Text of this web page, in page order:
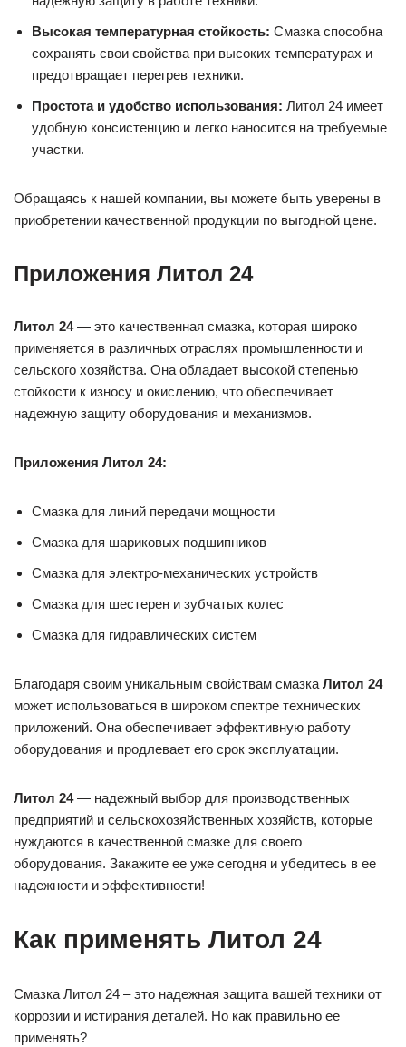
Высокая температурная стойкость: Смазка способна
сохранять свои свойства при высоких температурах и
предотвращает перегрев техники.
Простота и удобство использования: Литол 24 имеет
удобную консистенцию и легко наносится на требуемые
участки.
Обращаясь к нашей компании, вы можете быть уверены в
приобретении качественной продукции по выгодной цене.
Приложения Литол 24
Литол 24— это качественная смазка, которая широко
применяется в различных отраслях промышленности и
сельского хозяйства. Она обладает высокой степенью
стойкости к износу и окислению, что обеспечивает
надежную защиту оборудования и механизмов.
Приложения Литол 24:
Смазка для линий передачи мощности
Смазка для шариковых подшипников
Смазка для электро-механических устройств
Смазка для шестерен и зубчатых колес
Смазка для гидравлических систем
Благодаря своим уникальным свойствам смазка Литол 24
может использоваться в широком спектре технических
приложений. Она обеспечивает эффективную работу
оборудования и продлевает его срок эксплуатации.
Литол 24— надежный выбор для производственных
предприятий и сельскохозяйственных хозяйств, которые
нуждаются в качественной смазке для своего
оборудования. Закажите ее уже сегодня и убедитесь в ее
надежности и эффективности!
Как применять Литол 24
Смазка Литол 24 – это надежная защита вашей техники от
коррозии и истирания деталей. Но как правильно ее
применять?